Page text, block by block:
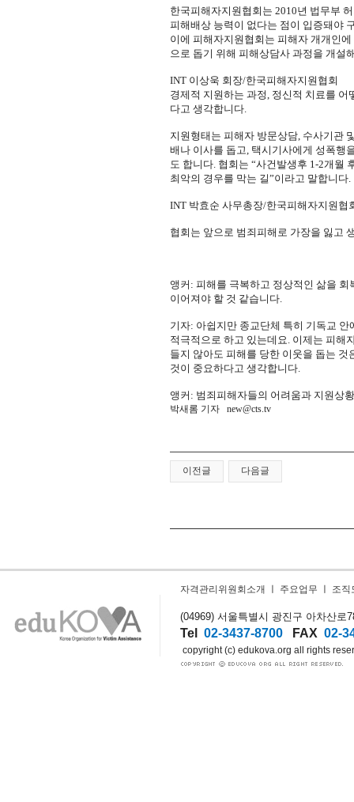
한국피해자지원협회는 2010년 법무부
피해배상 능력이 없다는 점이 입증돼야
이에 피해자지원협회는 피해자 개개인
으로 돕기 위해 피해상담사 과정을 개설
INT 이상욱 회장/한국피해자지원협회
경제적 지원하는 과정, 정신적 치료를
다고 생각합니다.
지원형태는 피해자 방문상담, 수사기관
배나 이사를 돕고, 택시기사에게 성폭행
도 합니다. 협회는 “사건발생후 1-2개월
최악의 경우를 막는 길”이라고 말합니다.
INT 박효순 사무총장/한국피해자지원협
협회는 앞으로 범죄피해로 가장을 잃고
앵커: 피해를 극복하고 정상적인 삶을
이어져야 할 것 같습니다.
기자: 아쉽지만 종교단체 특히 기독교
적극적으로 하고 있는데요. 이제는 피해
들지 않아도 피해를 당한 이웃을 돕는
것이 중요하다고 생각합니다.
앵커: 범죄피해자들의 어려움과 지원상
박새롬 기자 new@cts.tv
이전글 다음글
자격관리위원회소개 주요업무 조직
(04969) 서울특별시 광진구 아차산로
Tel 02-3437-8700 FAX 02-
copyright (c) edukova.org all rights